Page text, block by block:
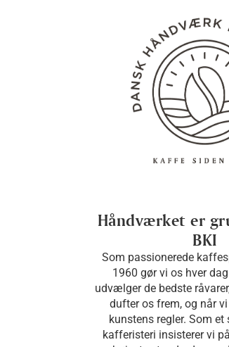
Håndværket er
BKI
Som passionerede
1960 gør vi os hver
udvælger de bedste
dufter os frem, og når
kunstens regler. Som et
kafferisteri insisterer vi